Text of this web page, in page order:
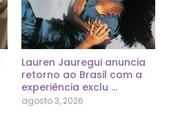
Lauren Jauregui anuncia
retorno ao Brasil com a
experiência exclu ...
agosto 3, 2026